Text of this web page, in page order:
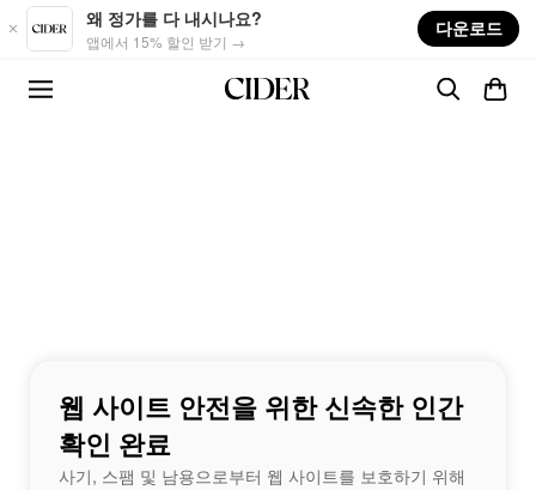
Skip to main content
왜 정가를 다 내시나요?
앱에서 15% 할인 받기 →
다운로드
웹 사이트 안전을 위한 신속한 인간
확인 완료
사기, 스팸 및 남용으로부터 웹 사이트를 보호하기 위해